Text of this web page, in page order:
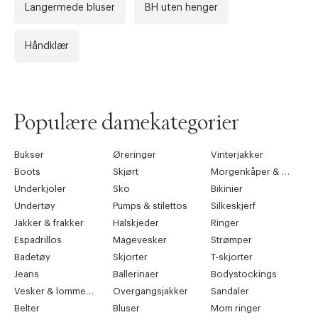
Langermede bluser BH uten henger
Håndklær
Populære damekategorier
Bukser Øreringer
Vinterjakker
Boots
Skjørt
Morgenkåper & kimonoer
Underkjoler
Sko
Bikinier
Undertøy
Pumps & stilettos
Silkeskjerf
Jakker & frakker
Halskjeder
Ringer
Espadrillos
Magevesker
Strømper
Badetøy
Skjorter
T-skjorter
Jeans
Ballerinaer
Bodystockings
Vesker & lommebøker
Overgangsjakker
Sandaler
Belter
Bluser Mom ringer